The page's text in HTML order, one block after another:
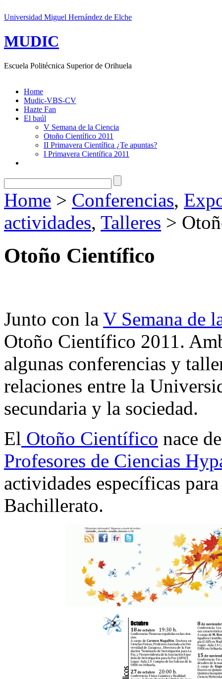
Universidad Miguel Hernández de Elche
MUDIC
Escuela Politécnica Superior de Orihuela
Home
Mudic-VBS-CV
Hazte Fan
El baúl
V Semana de la Ciencia
Otoño Científico 2011
II Primavera Científica ¿Te apuntas?
I Primavera Científica 2011
Home > Conferencias,
actividades, Talleres >
Otoño Científico
Junto con la V Semana de
Otoño Científico 2011.
algunas conferencias y
relaciones entre la
secundaria y la sociedad.
El Otoño Científico nace
Profesores de Ciencias
actividades específicas
Bachillerato.